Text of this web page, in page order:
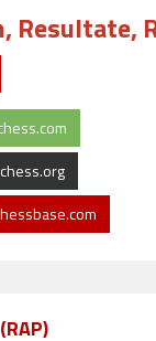
Resultate,